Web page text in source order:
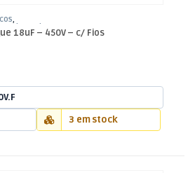
,
de
18uF – 450V – c/ Fios
3 em stock